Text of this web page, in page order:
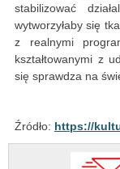
stabilizować
wytworzyłaby się
z realnymi
kształtowanymi z
się sprawdza na
Źródło: https://